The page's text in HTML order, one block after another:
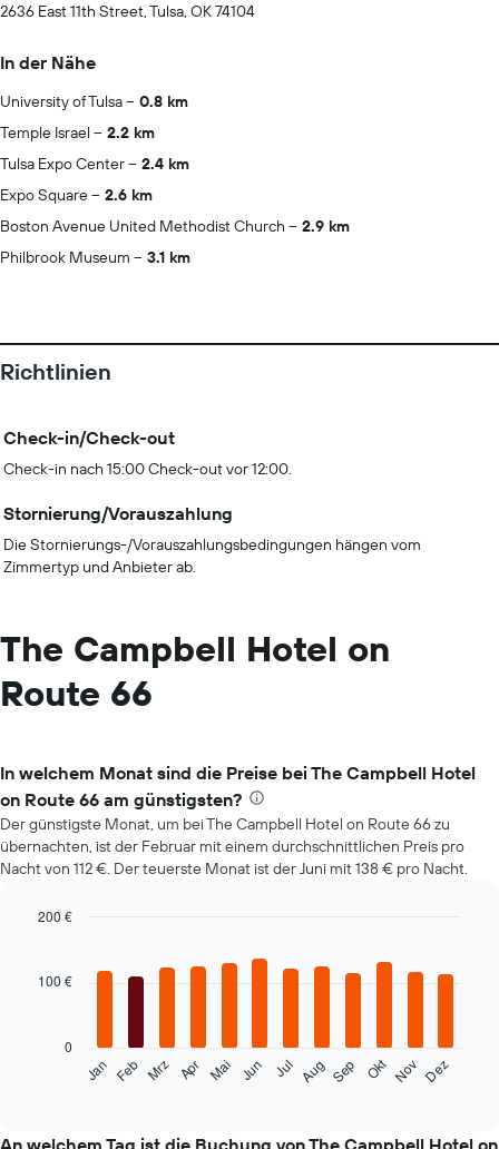
2636 East 11th Street, Tulsa, OK 74104
In der Nähe
University of Tulsa
0.8 km
Temple Israel
2.2 km
Tulsa Expo Center
2.4 km
Expo Square
2.6 km
Boston Avenue United Methodist Church
2.9 km
Philbrook Museum
3.1 km
Richtlinien
Check-in/Check-out
Check-in nach 15:00 Check-out vor 12:00.
Stornierung/Vorauszahlung
Die Stornierungs-/Vorauszahlungsbedingungen hängen vom
Zimmertyp und Anbieter ab.
The Campbell Hotel on
Route 66
In welchem Monat sind die Preise bei The Campbell Hotel
on Route 66 am günstigsten?
Der günstigste Monat, um bei The Campbell Hotel on Route 66 zu
übernachten, ist der Februar mit einem durchschnittlichen Preis pro
Nacht von 112 €. Der teuerste Monat ist der Juni mit 138 € pro Nacht.
with
folgende
den
Jan Feb Mrz Apr Mai Jun Jul Aug Sep Okt Nov Dez
0
100 €
200 €
An welchem Tag ist die Buchung von The Campbell Hotel on